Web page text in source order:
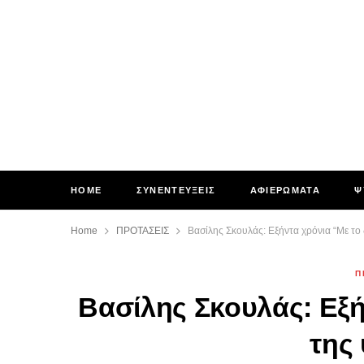
HOME ΣΥΝΕΝΤΕΥΞΕΙΣ ΑΦΙΕΡΩΜΑΤΑ
Home ΠΡΟΤΑΣΕΙΣ Βασίλης Σκουλάς: Εξήντα χρόνια “Με
Βασίλης Σκουλάς:
της